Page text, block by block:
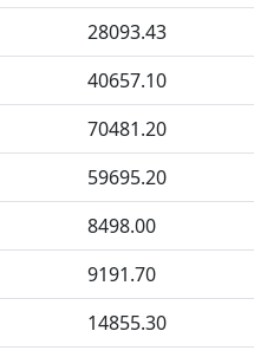
28093.43
40657.10
70481.20
59695.20
8498.00
9191.70
14855.30